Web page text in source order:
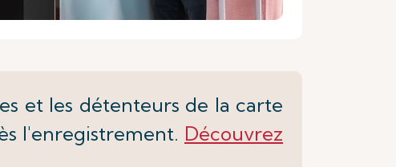
et les détenteurs de la carte
l'enregistrement. Découvrez